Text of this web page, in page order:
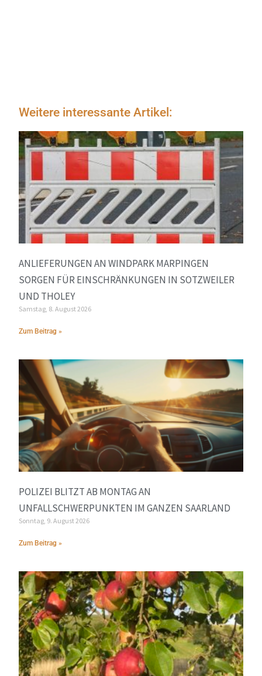
Weitere interessante Artikel:
ANLIEFERUNGEN AN WINDPARK MARPINGEN
SORGEN FÜR EINSCHRÄNKUNGEN IN SOTZWEILER
UND THOLEY
Samstag, 8. August 2026
Zum Beitrag »
POLIZEI BLITZT AB MONTAG AN
UNFALLSCHWERPUNKTEN IM GANZEN SAARLAND
Sonntag, 9. August 2026
Zum Beitrag »